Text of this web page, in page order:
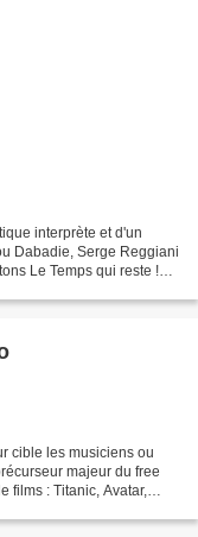
interprète et d'un
Dabadie, Serge Reggiani
Le Temps qui reste !
cible les musiciens ou
majeur du free
films : Titanic, Avatar,